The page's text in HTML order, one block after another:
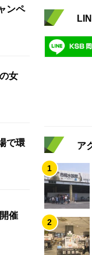
ンペ
女
で環
催
ア
1
2